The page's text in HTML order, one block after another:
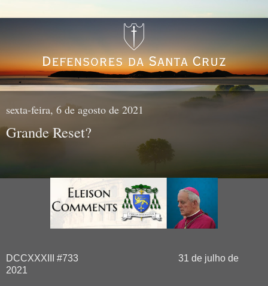
sexta-feira, 6 de agosto de 2021
Grande Reset?
DCCXXXIII #733
31 de julho de
2021